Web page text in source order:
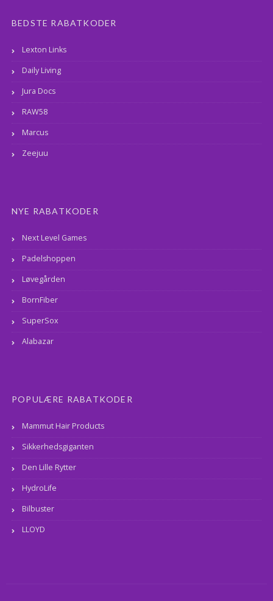
BEDSTE RABATKODER
Lexton Links
Daily Living
Jura Docs
RAW58
Marcus
Zeejuu
NYE RABATKODER
Next Level Games
Padelshoppen
Løvegården
BornFiber
SuperSox
Alabazar
POPULÆRE RABATKODER
Mammut Hair Products
Sikkerhedsgiganten
Den Lille Rytter
HydroLife
Bilbuster
LLOYD